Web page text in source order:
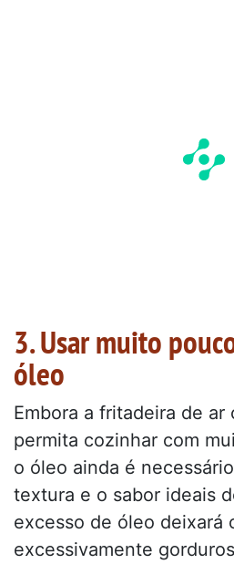
3. Usar muito
óleo
Embora a fritadeira de ar
permita cozinhar com
o óleo ainda é
textura e o sabor ideais
excesso de óleo deixará
excessivamente